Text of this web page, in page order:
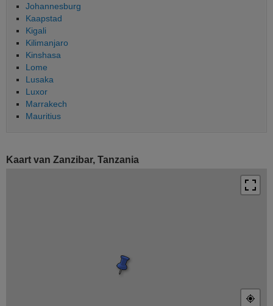
Johannesburg
Kaapstad
Kigali
Kilimanjaro
Kinshasa
Lome
Lusaka
Luxor
Marrakech
Mauritius
Kaart van Zanzibar, Tanzania